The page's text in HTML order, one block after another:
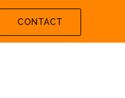
CONTACT